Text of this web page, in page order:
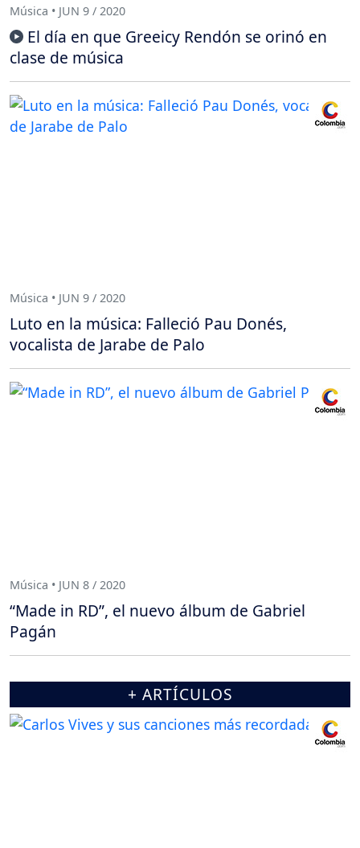
Música • JUN 9 / 2020
El día en que Greeicy Rendón se orinó en
clase de música
Música • JUN 9 / 2020
Luto en la música: Falleció Pau Donés,
vocalista de Jarabe de Palo
Música • JUN 8 / 2020
“Made in RD”, el nuevo álbum de Gabriel
Pagán
+ ARTÍCULOS